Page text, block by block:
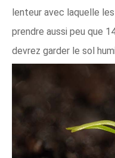
lenteur avec laquelle
prendre aussi peu que
devrez garder le sol